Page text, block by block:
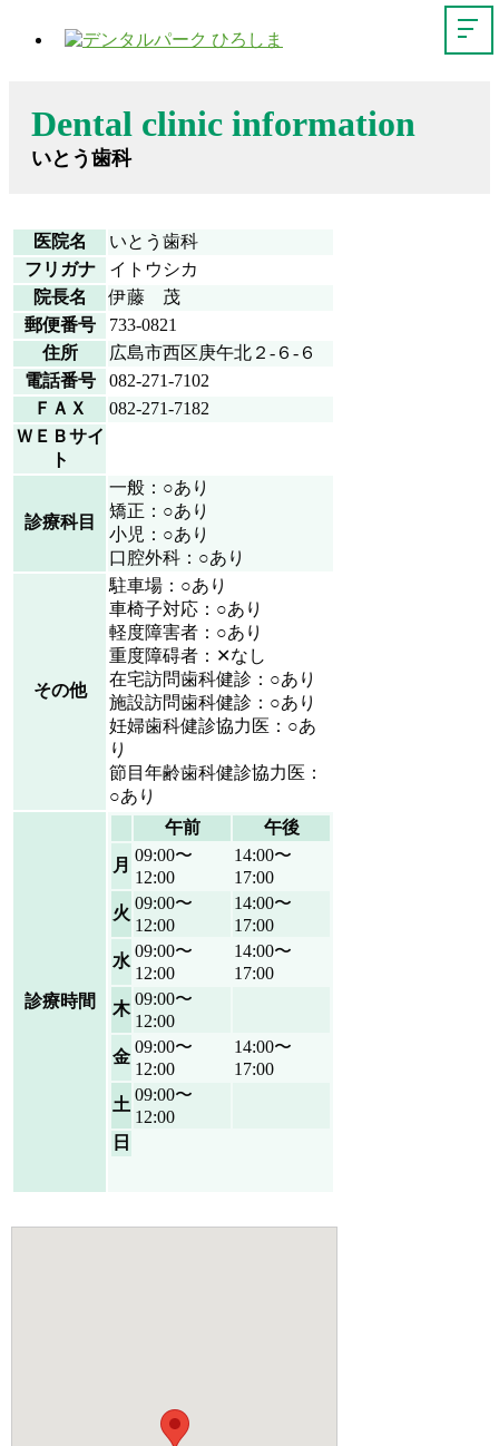
Dental clinic information
いとう歯科
医院名
いとう歯科
フリガナ
イトウシカ
院長名
伊藤 茂
郵便番号
733-0821
住所
広島市西区庚午北２-６-６
電話番号
082-271-7102
ＦＡＸ
082-271-7182
ＷＥＢサイ
ト
診療科目
一般：○あり
矯正：○あり
小児：○あり
口腔外科：○あり
その他
駐車場：○あり
車椅子対応：○あり
軽度障害者：○あり
重度障碍者：✕なし
在宅訪問歯科健診：○あり
施設訪問歯科健診：○あり
妊婦歯科健診協力医：○あ
り
節目年齢歯科健診協力医：
○あり
診療時間
午前
午後
月
09:00〜
12:00
14:00〜
17:00
火
09:00〜
12:00
14:00〜
17:00
水
09:00〜
12:00
14:00〜
17:00
木
09:00〜
12:00
金
09:00〜
12:00
14:00〜
17:00
土
09:00〜
12:00
日